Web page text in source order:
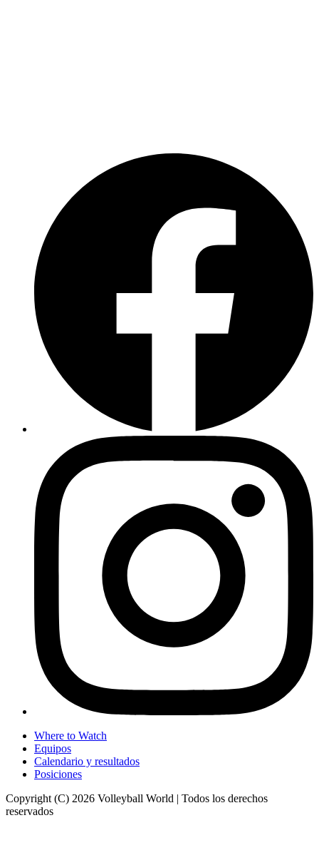
Where to Watch
Equipos
Calendario y resultados
Posiciones
Copyright (C) 2026 Volleyball World | Todos los derechos
reservados